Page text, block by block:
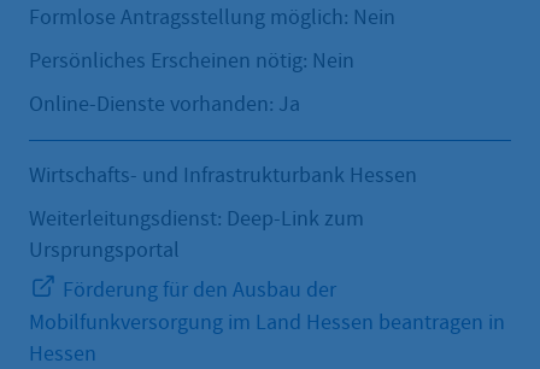
Formlose Antragsstellung möglich: Nein
Persönliches Erscheinen nötig: Nein
Online-Dienste vorhanden: Ja
Wirtschafts- und Infrastrukturbank Hessen
Weiterleitungsdienst: Deep-Link zum
Ursprungsportal
Förderung für den Ausbau der
Mobilfunkversorgung im Land Hessen beantragen in
Hessen